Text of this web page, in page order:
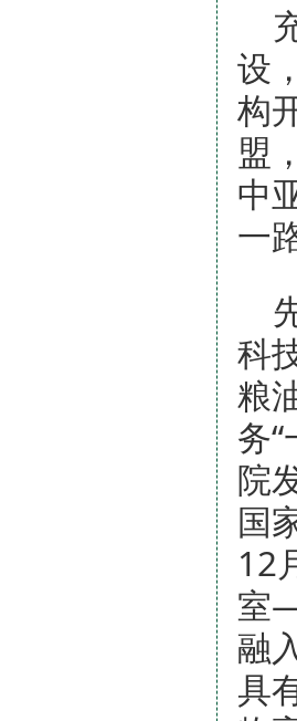
设
构
盟
中
一
科
粮
务
院
国
12
室
融
具